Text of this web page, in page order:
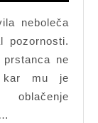
neboleča
pozornosti.
ne
kar mu je
oblačenje